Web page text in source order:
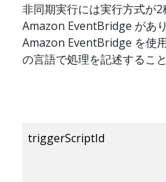
非同期実行には実行方式が
Amazon EventBridge があり
Amazon EventBridge を使
の言語で処理を記述するこ
triggerScriptId